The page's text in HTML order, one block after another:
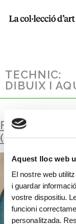
Aquest lloc web
El nostre web
i guardar
vostre dispositiu.
funcioni
personalitzada.
Menú
TECHNIC:
DIBUIX I
FIGURA DE
(MISTERIOS